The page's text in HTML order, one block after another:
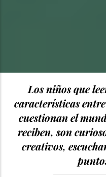
Los niños que
características
cuestionan el
reciben, son
creativos,